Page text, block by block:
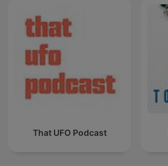
That UFO Podcast